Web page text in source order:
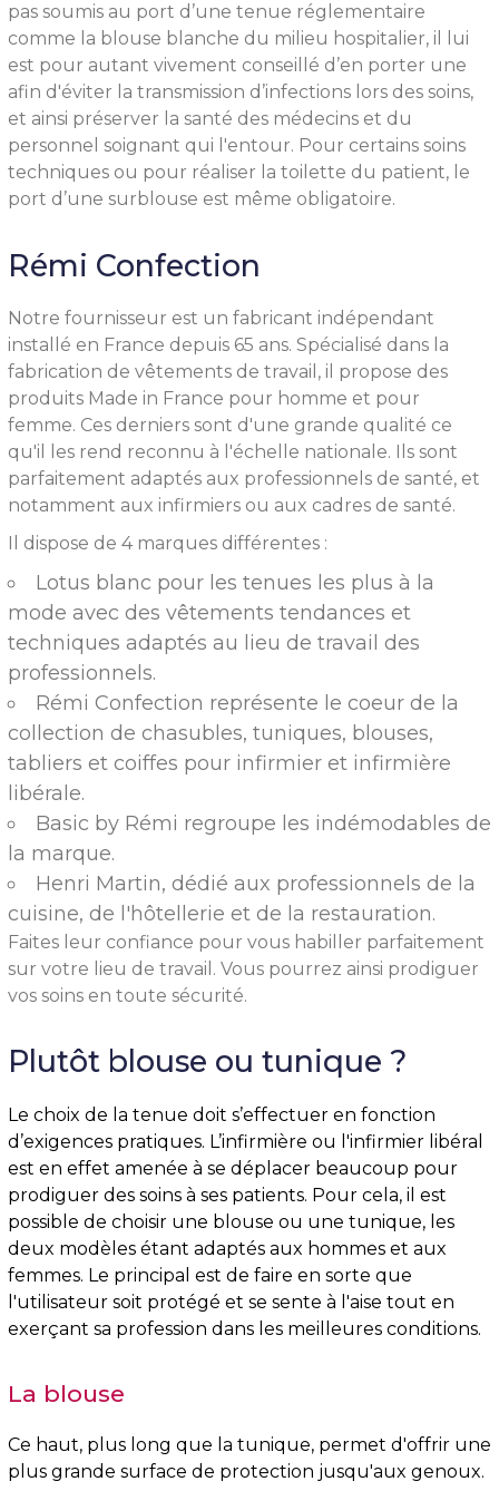
pas soumis au port d’une tenue réglementaire
comme la blouse blanche du milieu hospitalier, il lui
est pour autant vivement conseillé d’en porter une
afin d'éviter la transmission d’infections lors des soins,
et ainsi préserver la santé des médecins et du
personnel soignant qui l'entour. Pour certains soins
techniques ou pour réaliser la toilette du patient, le
port d’une surblouse est même obligatoire.
Rémi Confection
Notre fournisseur est un fabricant indépendant
installé en France depuis 65 ans. Spécialisé dans la
fabrication de vêtements de travail, il propose des
produits Made in France pour homme et pour
femme. Ces derniers sont d'une grande qualité ce
qu'il les rend reconnu à l'échelle nationale. Ils sont
parfaitement adaptés aux professionnels de santé, et
notamment aux infirmiers ou aux cadres de santé.
Il dispose de 4 marques différentes :
Lotus blanc pour les tenues les plus à la
mode avec des vêtements tendances et
techniques adaptés au lieu de travail des
professionnels.
Rémi Confection représente le coeur de la
collection de chasubles, tuniques, blouses,
tabliers et coiffes pour infirmier et infirmière
libérale.
Basic by Rémi regroupe les indémodables de
la marque.
Henri Martin, dédié aux professionnels de la
cuisine, de l'hôtellerie et de la restauration.
Faites leur confiance pour vous habiller parfaitement
sur votre lieu de travail. Vous pourrez ainsi prodiguer
vos soins en toute sécurité.
Plutôt blouse ou tunique ?
Le choix de la tenue doit s’effectuer en fonction
d’exigences pratiques. L’infirmière ou l'infirmier libéral
est en effet amenée à se déplacer beaucoup pour
prodiguer des soins à ses patients. Pour cela, il est
possible de choisir une blouse ou une tunique, les
deux modèles étant adaptés aux hommes et aux
femmes. Le principal est de faire en sorte que
l'utilisateur soit protégé et se sente à l'aise tout en
exerçant sa profession dans les meilleures conditions.
La blouse
Ce haut, plus long que la tunique, permet d'offrir une
plus grande surface de protection jusqu'aux genoux.